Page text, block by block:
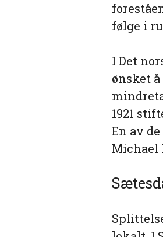
følge i
I Det
ønsket
1921
En av
Michael